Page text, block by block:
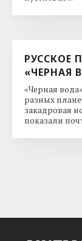
РУССКОЕ
«ЧЕРНАЯ
«Черная
разных
закадровая
показали